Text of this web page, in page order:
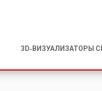
3D‑ВИЗУАЛИЗАТОРЫ